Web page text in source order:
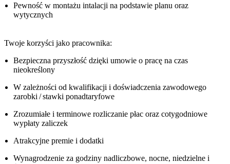
Pewność w montażu intalacji na podstawie planu oraz
wytycznych
Twoje korzyści jako pracownika:
Bezpieczna przyszłość dzięki umowie o pracę na czas
nieokreślony
W zależności od kwalifikacji i doświadczenia zawodowego
zarobki / stawki ponadtaryfowe
Zrozumiałe i terminowe rozliczanie płac oraz cotygodniowe
wypłaty zaliczek
Atrakcyjne premie i dodatki
Wynagrodzenie za godziny nadliczbowe, nocne, niedzielne i